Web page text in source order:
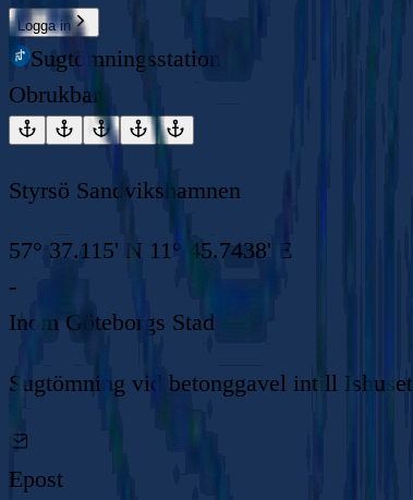
Logga in
Sugtömningsstation
Obrukbar
Styrsö Sandvikshamnen
57° 37.115' N 11° 45.7438' E
-
Inom Göteborgs Stad
Sugtömning vid betonggavel intill Ishuset
Epost